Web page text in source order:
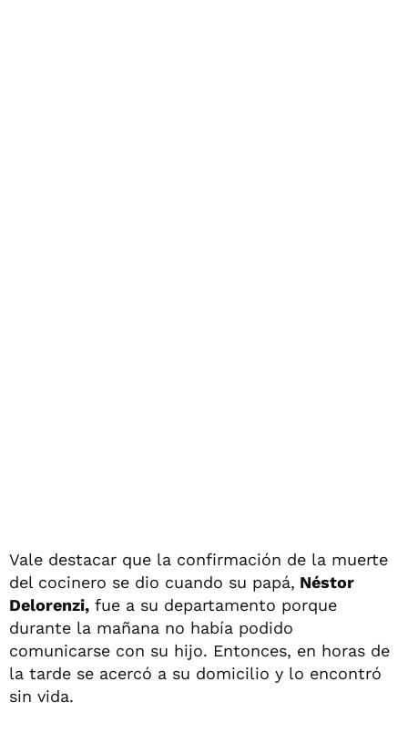
Vale destacar que la confirmación de la muerte
del cocinero se dio cuando su papá, Néstor
Delorenzi, fue a su departamento porque
durante la mañana no había podido
comunicarse con su hijo. Entonces, en horas de
la tarde se acercó a su domicilio y lo encontró
sin vida.